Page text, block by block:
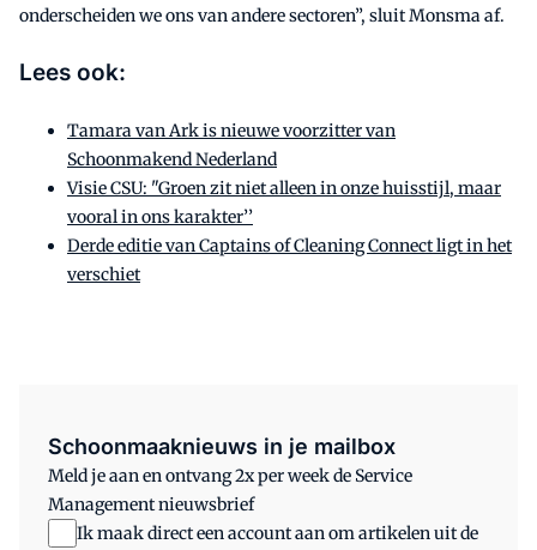
onderscheiden we ons van andere sectoren”, sluit Monsma af.
Lees ook:
Tamara van Ark is nieuwe voorzitter van
Schoonmakend Nederland
Visie CSU: "Groen zit niet alleen in onze huisstijl, maar
vooral in ons karakter’’
Derde editie van Captains of Cleaning Connect ligt in het
verschiet
Schoonmaaknieuws in je mailbox
Meld je aan en ontvang 2x per week de Service
Management nieuwsbrief
Ik maak direct een account aan om artikelen uit de